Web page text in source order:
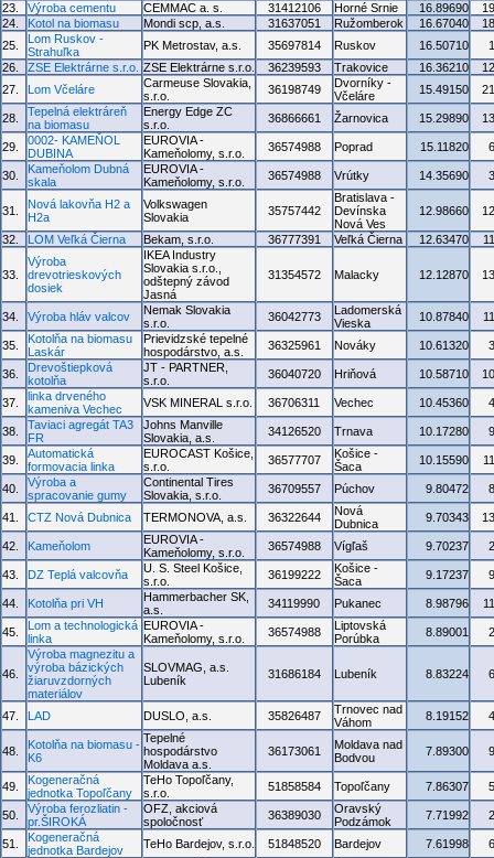
23. Výroba cementu CEMMAC a. s. 31412106 Horné Srnie 16.89690
24.
Kotol na biomasu Mondi scp, a.s. 31637051 Ružomberok 16.67040
25.
Lom Ruskov -
Strahuľka
PK Metrostav, a.s. 35697814 Ruskov 16.50710
26.
ZSE Elektrárne s.r.o. ZSE Elektrárne s.r.o. 36239593 Trakovice 16.36210
27.
Lom Včeláre
Carmeuse Slovakia,
s.r.o.
36198749
Dvorníky -
Včeláre
15.49150
28.
Tepelná elektráreň
na biomasu
Energy Edge ZC
s.r.o.
36866661 Žarnovica 15.29890
29.
0002- KAMEŇOL
DUBINA
EUROVIA -
Kameňolomy, s.r.o.
36574988 Poprad 15.11820
30.
Kameňolom Dubná
skala
EUROVIA -
Kameňolomy, s.r.o.
36574988 Vrútky 14.35690
31.
Nová lakovňa H2 a
H2a
Volkswagen
Slovakia
35757442
Bratislava -
Devínska
Nová Ves
12.98660
32. LOM Veľká Čierna Bekam, s.r.o. 36777391 Veľká Čierna 12.63470
33.
Výroba
drevotrieskových
dosiek
IKEA Industry
Slovakia s.r.o.,
odštepný závod
Jasná
31354572 Malacky 12.12870
34. Výroba hláv valcov
Nemak Slovakia
s.r.o.
36042773
Ladomerská
Vieska
10.87840
35.
Kotolňa na biomasu
Laskár
Prievidzské tepelné
hospodárstvo, a.s.
36325961 Nováky 10.61320
36.
Drevoštiepková
kotolňa
JT - PARTNER,
s.r.o.
36040720 Hriňová 10.58710
37.
linka drveného
kameniva Vechec
VSK MINERAL s.r.o. 36706311 Vechec 10.45360
38.
Taviaci agregát TA3
FR
Johns Manville
Slovakia, a.s.
34126520 Trnava 10.17280
39.
Automatická
formovacia linka
EUROCAST Košice,
s.r.o.
36577707
Košice -
Šaca
10.15590
40.
Výroba a
spracovanie gumy
Continental Tires
Slovakia, s.r.o.
36709557 Púchov 9.80472
41. CTZ Nová Dubnica TERMONOVA, a.s. 36322644
Nová
Dubnica
9.70343
42. Kameňolom
EUROVIA -
Kameňolomy, s.r.o.
36574988 Vígľaš 9.70237
43. DZ Teplá valcovňa
U. S. Steel Košice,
s.r.o.
36199222
Košice -
Šaca
9.17237
44. Kotolňa pri VH
Hammerbacher SK,
a.s.
34119990 Pukanec 8.98796
45.
Lom a technologická
linka
EUROVIA -
Kameňolomy, s.r.o.
36574988
Liptovská
Porúbka
8.89001
46.
Výroba magnezitu a
výroba bázických
žiaruvzdorných
materiálov
SLOVMAG, a.s.
Lubeník
31686184 Lubeník 8.83224
47. LAD DUSLO, a.s. 35826487
Trnovec nad
Váhom
8.19152
48.
Kotolňa na biomasu -
K6
Tepelné
hospodárstvo
Moldava a.s.
36173061
Moldava nad
Bodvou
7.89300
49.
Kogeneračná
jednotka Topoľčany
TeHo Topoľčany,
s.r.o.
51858584 Topoľčany 7.86307
50.
Výroba ferozliatin -
pr.ŠIROKÁ
OFZ, akciová
spoločnosť
36389030
Oravský
Podzámok
7.71992
51.
Kogeneračná
jednotka Bardejov
TeHo Bardejov, s.r.o. 51848520 Bardejov 7.61998